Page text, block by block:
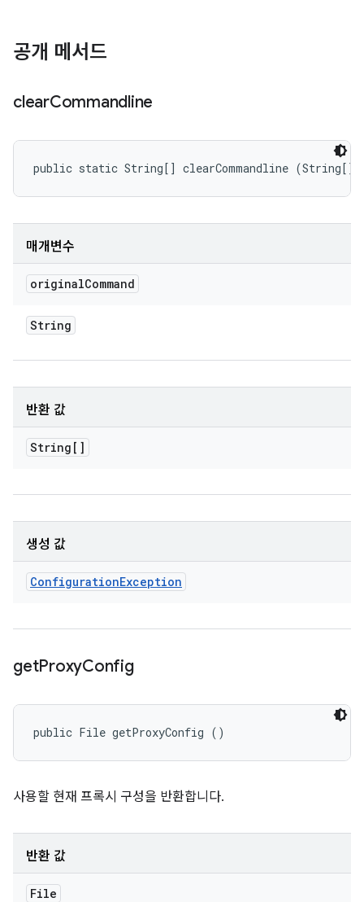
공개 메서드
clearCommandline
public static String[] clearCommandline (String[]
매개변수
originalCommand
String
반환 값
String[]
생성 값
ConfigurationException
getProxyConfig
public File getProxyConfig ()
사용할 현재 프록시 구성을 반환합니다.
반환 값
File